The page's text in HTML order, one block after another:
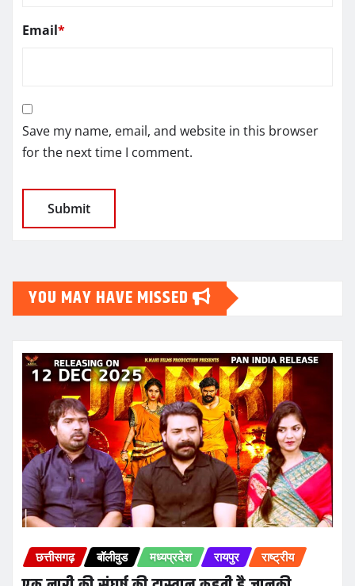
Email*
Save my name, email, and website in this browser
for the next time I comment.
YOU MAY HAVE MISSED
छत्तीसगढ़ बॉलीवुड मध्यप्रदेश रायपुर राष्ट्रीय